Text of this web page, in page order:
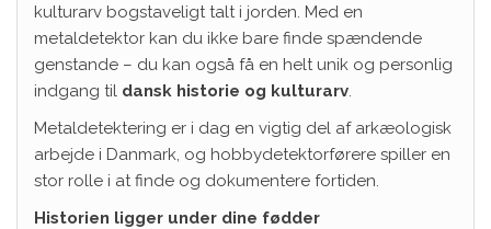
kulturarv bogstaveligt talt i jorden. Med en
metaldetektor kan du ikke bare finde spændende
genstande – du kan også få en helt unik og personlig
indgang til dansk historie og kulturarv.
Metaldetektering er i dag en vigtig del af arkæologisk
arbejde i Danmark, og hobbydetektorførere spiller en
stor rolle i at finde og dokumentere fortiden.
Historien ligger under dine fødder